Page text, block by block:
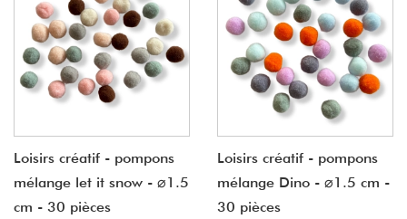
Loisirs créatif - pompons
mélange let it snow - ⌀1.5
cm - 30 pièces
Loisirs créatif - pompons
mélange Dino - ⌀1.5 cm -
30 pièces